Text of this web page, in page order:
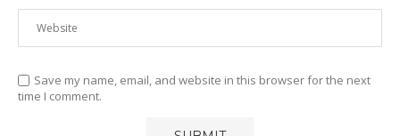
Save my name, email, and website in this browser for the next
time I comment.